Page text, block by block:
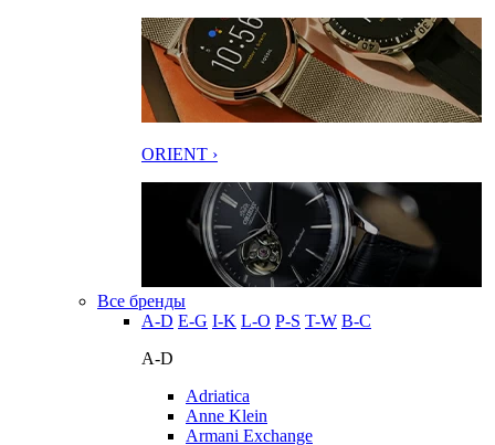
ORIENT ›
Все бренды
A-D E-G I-K L-O P-S T-W В-С
A-D
Adriatica
Anne Klein
Armani Exchange